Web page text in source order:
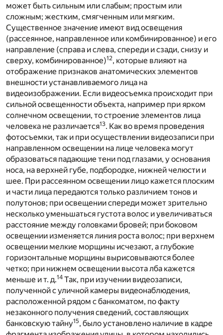
может быть сильным или слабым; простым или
сложным; жестким, смягченным или мягким.
Существенное значение имеют вид освещения
(рассеянное, направленное или комбинированное) и его
направление (справа и слева, спереди и сзади, снизу и
сверху, комбинированное)12, которые влияют на
отображение признаков анатомических элементов
внешности устанавливаемого лица на
видеоизображении. Если видеосъемка происходит при
сильной освещенности объекта, например при ярком
солнечном освещении, то строение элементов лица
человека не различается13. Как во время проведения
фотосъемки, так и при осуществлении видеозаписи при
направленном освещении на лице человека могут
образоваться падающие тени под глазами, у основания
носа, на верхней губе, подбородке, нижней челюсти и
шее. При рассеянном освещении лицо кажется плоским
и части лица передаются только различием тонов и
полутонов; при освещении спереди может зрительно
несколько уменьшаться густота волос и увеличиваться
расстояние между головками бровей; при боковом
освещении изменяется линия роста волос; при верхнем
освещении мелкие морщины исчезают, а глубокие
горизонтальные морщины вырисовываются более
четко; при нижнем освещении высота лба кажется
меньше и т. д.14 Так, при изучении видеозаписи,
полученной с уличной камеры видеонаблюдения,
расположенной рядом с банкоматом, по факту
незаконного получения сведений, составляющих
банковскую тайну15, было установлено наличие в кадре